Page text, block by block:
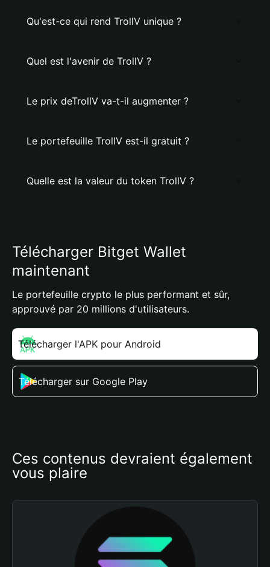
Qu'est-ce qui rend TrollV unique ?
Quel est l'avenir de TrollV ?
Le prix deTrollV va-t-il augmenter ?
Le portefeuille TrollV est-il gratuit ?
Quelle est la valeur du token TrollV ?
Télécharger Bitget Wallet
maintenant
Le portefeuille crypto le plus performant et sûr,
approuvé par 20 millions d'utilisateurs.
Télécharger l'APK pour Android
Télécharger sur Google Play
Ces contenus devraient également
vous plaire